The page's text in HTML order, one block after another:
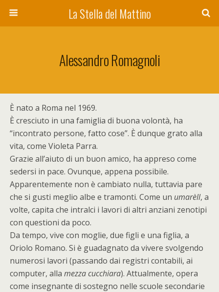
La Stella del Mattino
Alessandro Romagnoli
È nato a Roma nel 1969.
È cresciuto in una famiglia di buona volontà, ha
“incontrato persone, fatto cose”. È dunque grato alla
vita, come Violeta Parra.
Grazie all’aiuto di un buon amico, ha appreso come
sedersi in pace. Ovunque, appena possibile.
Apparentemente non è cambiato nulla, tuttavia pare
che si gusti meglio albe e tramonti. Come un umarèll, a
volte, capita che intralci i lavori di altri anziani zenotipi
con questioni da poco.
Da tempo, vive con moglie, due figli e una figlia, a
Oriolo Romano. Si è guadagnato da vivere svolgendo
numerosi lavori (passando dai registri contabili, ai
computer, alla mezza cucchiara). Attualmente, opera
come insegnante di sostegno nelle scuole secondarie